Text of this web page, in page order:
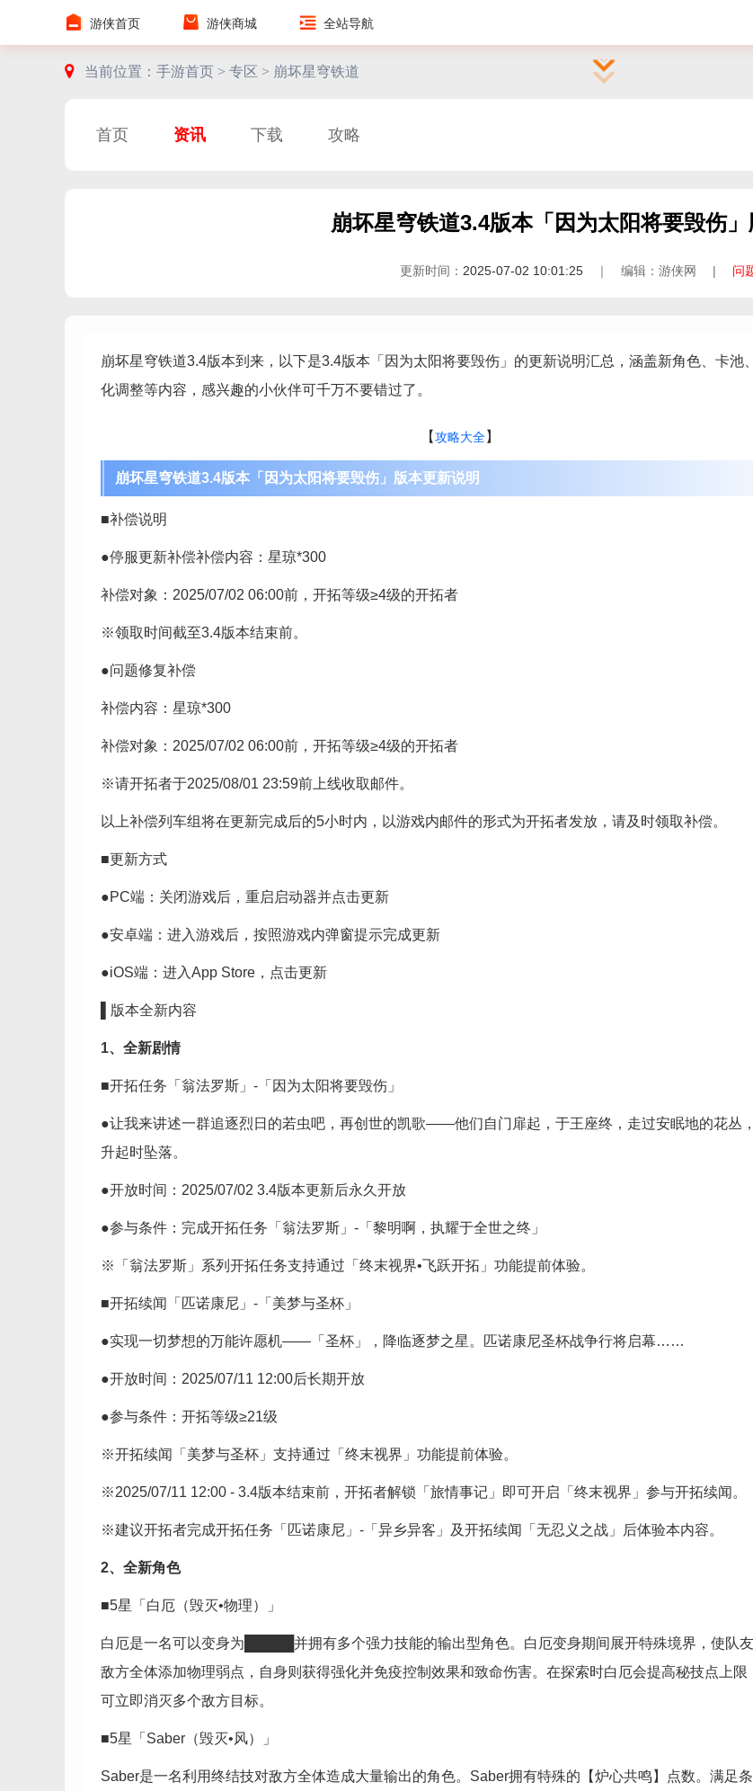
游侠首页 游侠商城 全站导航
当前位置： 手游首页 > 专区 > 崩坏星穹铁道
首页 资讯 下载 攻略
崩坏星穹铁道3.4版本「因为太阳将要毁伤
更新时间： 2025-07-02 10:01:25 ｜ 编辑：游侠网 | 问
崩坏星穹铁道3.4版本到来，以下是3.4版本「因为太阳将要毁伤」的更新说明汇总，涵盖新角色、卡池
化调整等内容，感兴趣的小伙伴可千万不要错过了。
【攻略大全】
崩坏星穹铁道3.4版本「因为太阳将要毁伤」版本更新说明
■补偿说明
●停服更新补偿补偿内容：星琼*300
补偿对象：2025/07/02 06:00前，开拓等级≥4级的开拓者
※领取时间截至3.4版本结束前。
●问题修复补偿
补偿内容：星琼*300
补偿对象：2025/07/02 06:00前，开拓等级≥4级的开拓者
※请开拓者于2025/08/01 23:59前上线收取邮件。
以上补偿列车组将在更新完成后的5小时内，以游戏内邮件的形式为开拓者发放，请及时领取补偿。
■更新方式
●PC端：关闭游戏后，重启启动器并点击更新
●安卓端：进入游戏后，按照游戏内弹窗提示完成更新
●iOS端：进入App Store，点击更新
▌版本全新内容
1、全新剧情
■开拓任务「翁法罗斯」-「因为太阳将要毁伤」
●让我来讲述一群追逐烈日的若虫吧，再创世的凯歌——他们自门扉起，于王座终，走过安眠地的花丛
升起时坠落。
●开放时间：2025/07/02 3.4版本更新后永久开放
●参与条件：完成开拓任务「翁法罗斯」-「黎明啊，执耀于全世之终」
※「翁法罗斯」系列开拓任务支持通过「终末视界•飞跃开拓」功能提前体验。
■开拓续闻「匹诺康尼」-「美梦与圣杯」
●实现一切梦想的万能许愿机——「圣杯」，降临逐梦之星。匹诺康尼圣杯战争行将启幕……
●开放时间：2025/07/11 12:00后长期开放
●参与条件：开拓等级≥21级
※开拓续闻「美梦与圣杯」支持通过「终末视界」功能提前体验。
※2025/07/11 12:00 - 3.4版本结束前，开拓者解锁「旅情事记」即可开启「终末视界」参与开拓续闻。
※建议开拓者完成开拓任务「匹诺康尼」-「异乡异客」及开拓续闻「无忍义之战」后体验本内容。
2、全新角色
■5星「白厄（毁灭•物理）」
白厄是一名可以变身为█████并拥有多个强力技能的输出型角色。白厄变身期间展开特殊境界，使队
敌方全体添加物理弱点，自身则获得强化并免疫控制效果和致命伤害。在探索时白厄会提高秘技点上限
可立即消灭多个敌方目标。
■5星「Saber（毁灭•风）」
Saber是一名利用终结技对敌方全体造成大量输出的角色。Saber拥有特殊的【炉心共鸣】点数。满足